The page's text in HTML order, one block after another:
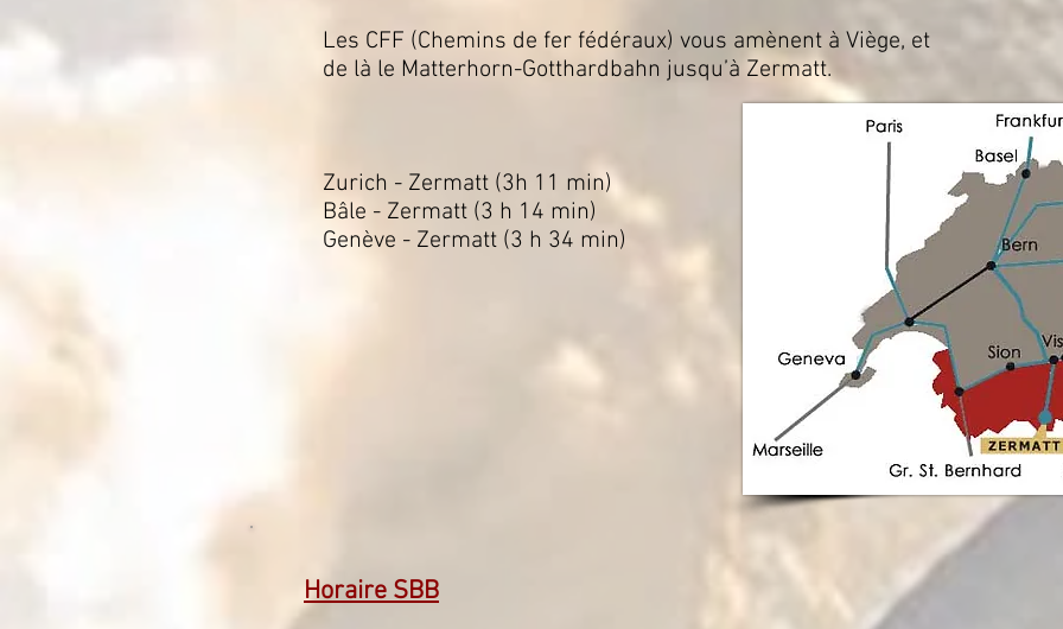
Les CFF (Chemins de fer fédéraux) vous amènent à Viège, et
de là le Matterhorn-Gotthardbahn jusqu’à Zermatt.
Zurich - Zermatt (3h 11 min)
Bâle - Zermatt (3 h 14 min)
Genève - Zermatt (3 h 34 min)
Horaire SBB